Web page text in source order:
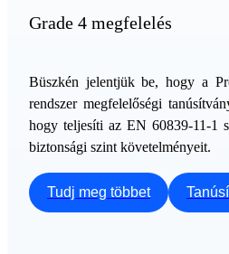
Grade 4 megfelelés
Büszkén jelentjük be, hogy a
rendszer megfelelőségi
hogy teljesíti az EN 60839-11-1
biztonsági szint követelményeit.
Tudj meg többet